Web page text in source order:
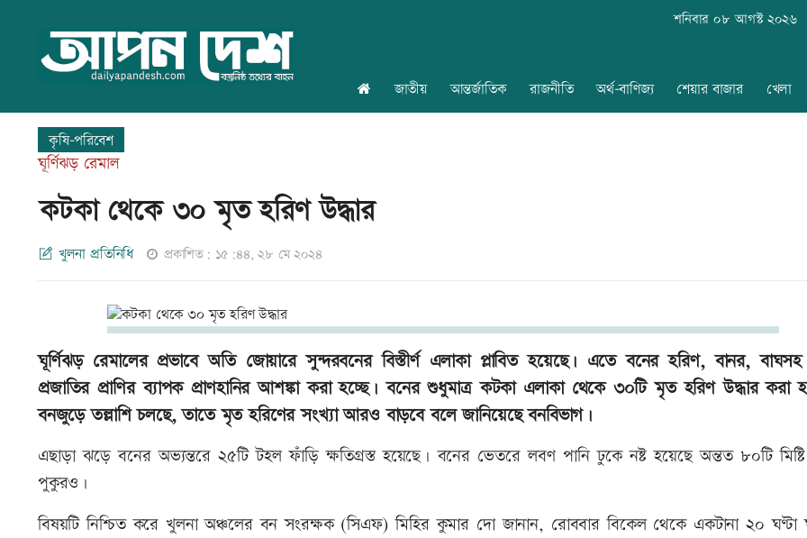
শনিবার ০৮ আগস্ট ২০২৬
জাতীয় আন্তর্জাতিক রাজনীতি অর্থ-বাণিজ্য শেয়ার বাজার খেলা
কৃষি-পরিবেশ
ঘূর্ণিঝড় রেমাল
কটকা থেকে ৩০ মৃত হরিণ উদ্ধার
খুলনা প্রতিনিধি প্রকাশিত: ১৫:৪৪, ২৮ মে ২০২৪
ঘূর্ণিঝড় রেমালের প্রভাবে অতি জোয়ারে সুন্দরবনের বিস্তীর্ণ এলাকা প্লাবিত হয়েছে। এতে বনের হরিণ, বানর, বাঘসহ
প্রজাতির প্রাণির ব্যাপক প্রাণহানির আশঙ্কা করা হচ্ছে। বনের শুধুমাত্র কটকা এলাকা থেকে ৩০টি মৃত হরিণ উদ্ধার করা
বনজুড়ে তল্লাশি চলছে, তাতে মৃত হরিণের সংখ্যা আরও বাড়বে বলে জানিয়েছে বনবিভাগ।
এছাড়া ঝড়ে বনের অভ্যন্তরে ২৫টি টহল ফাঁড়ি ক্ষতিগ্রস্ত হয়েছে। বনের ভেতরে লবণ পানি ঢুকে নষ্ট হয়েছে অন্তত ৮০টি
পুকুরও।
বিষয়টি নিশ্চিত করে খুলনা অঞ্চলের বন সংরক্ষক (সিএফ) মিহির কুমার দো জানান, রোববার বিকেল থেকে একটানা ২০ ঘণ্টা